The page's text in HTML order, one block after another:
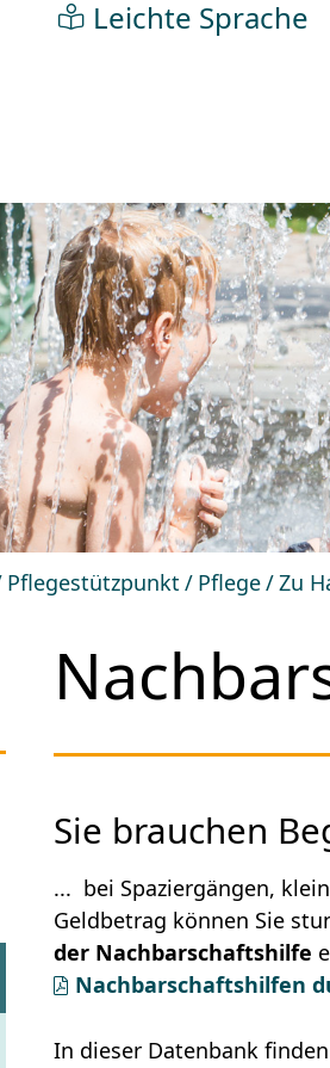
Leichte Sprache
Pflegestützpunkt Pflege Zu
Sie brauchen
... bei Spaziergängen,
Geldbetrag können Sie
der Nachbarschaftshilfe
Nachbarschaftshilfen
In dieser Datenbank